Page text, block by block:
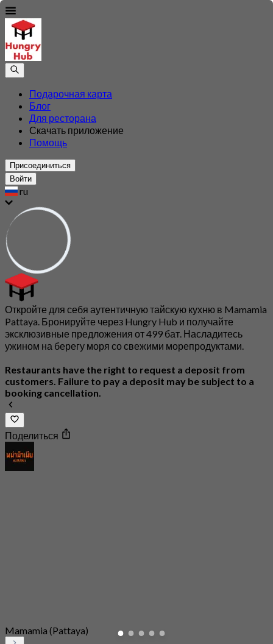
Подарочная карта
Блог
Для ресторана
Скачать приложение
Помощь
Присоединиться
Войти
ru
Откройте для себя аутентичную тайскую кухню в Mamamia
Pattaya. Бронируйте через Hungry Hub и получайте
эксклюзивные предложения от 499 бат. Насладитесь
ужином на берегу моря со свежими морепродуктами.
Restaurants have the right to request a deposit from
customers. Failure to pay a deposit may be subject to a
booking cancellation.
Поделиться
Mamamia (Pattaya)